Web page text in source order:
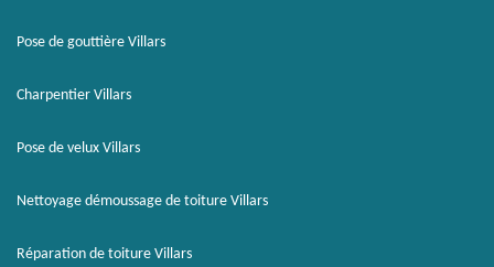
Pose de gouttière Villars
Charpentier Villars
Pose de velux Villars
Nettoyage démoussage de toiture Villars
Réparation de toiture Villars